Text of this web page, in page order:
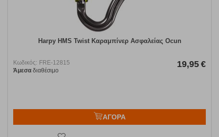
Harpy HMS Twist Καραμπίνερ Ασφαλείας Ocun
Κωδικός: FRE-12815
Άμεσα διαθέσιμο
19,95 €
ΑΓΟΡΑ